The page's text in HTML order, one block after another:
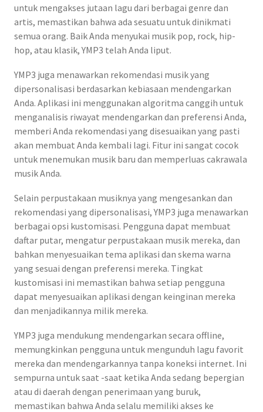
untuk mengakses jutaan lagu dari berbagai genre dan
artis, memastikan bahwa ada sesuatu untuk dinikmati
semua orang. Baik Anda menyukai musik pop, rock, hip-
hop, atau klasik, YMP3 telah Anda liput.
YMP3 juga menawarkan rekomendasi musik yang
dipersonalisasi berdasarkan kebiasaan mendengarkan
Anda. Aplikasi ini menggunakan algoritma canggih untuk
menganalisis riwayat mendengarkan dan preferensi Anda,
memberi Anda rekomendasi yang disesuaikan yang pasti
akan membuat Anda kembali lagi. Fitur ini sangat cocok
untuk menemukan musik baru dan memperluas cakrawala
musik Anda.
Selain perpustakaan musiknya yang mengesankan dan
rekomendasi yang dipersonalisasi, YMP3 juga menawarkan
berbagai opsi kustomisasi. Pengguna dapat membuat
daftar putar, mengatur perpustakaan musik mereka, dan
bahkan menyesuaikan tema aplikasi dan skema warna
yang sesuai dengan preferensi mereka. Tingkat
kustomisasi ini memastikan bahwa setiap pengguna
dapat menyesuaikan aplikasi dengan keinginan mereka
dan menjadikannya milik mereka.
YMP3 juga mendukung mendengarkan secara offline,
memungkinkan pengguna untuk mengunduh lagu favorit
mereka dan mendengarkannya tanpa koneksi internet. Ini
sempurna untuk saat -saat ketika Anda sedang bepergian
atau di daerah dengan penerimaan yang buruk,
memastikan bahwa Anda selalu memiliki akses ke